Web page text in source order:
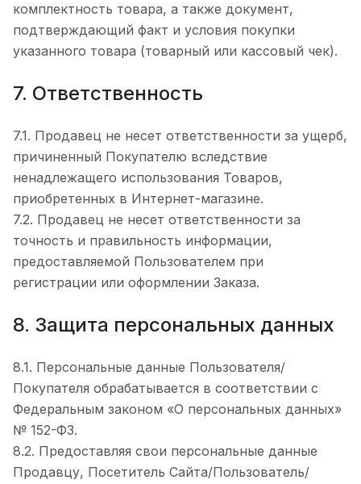
комплектность товара, а также документ,
подтверждающий факт и условия покупки
указанного товара (товарный или кассовый чек).
7. Ответственность
7.1. Продавец не несет ответственности за ущерб,
причиненный Покупателю вследствие
ненадлежащего использования Товаров,
приобретенных в Интернет-магазине.
7.2. Продавец не несет ответственности за
точность и правильность информации,
предоставляемой Пользователем при
регистрации или оформлении Заказа.
8. Защита персональных данных
8.1. Персональные данные Пользователя/
Покупателя обрабатывается в соответствии с
Федеральным законом «О персональных данных»
№ 152-ФЗ.
8.2. Предоставляя свои персональные данные
Продавцу, Посетитель Сайта/Пользователь/